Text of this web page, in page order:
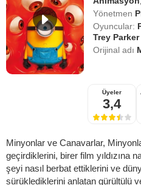
Yönetmen
Oyuncular:
Trey Parker
Orijinal adı
Üyeler
3,4
Minyonlar ve Canavarlar,
geçirdiklerini, birer film yıldızına
şeyi nasıl berbat ettiklerini ve
sürüklediklerini anlatan gürültülü